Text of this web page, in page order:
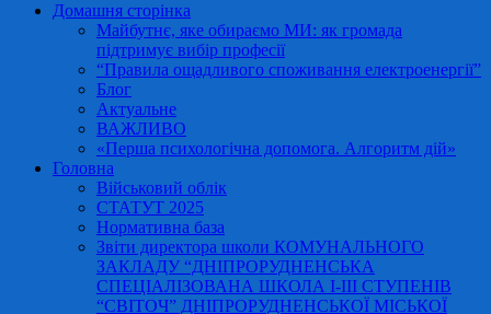
Домашня сторінка
Майбутнє, яке обираємо МИ: як громада
підтримує вибір професії
“Правила ощадливого споживання електроенергії”
Блог
Актуальне
ВАЖЛИВО
«Перша психологічна допомога. Алгоритм дій»
Головна
Військовий облік
СТАТУТ 2025
Нормативна база
Звіти директора школи КОМУНАЛЬНОГО
ЗАКЛАДУ “ДНІПРОРУДНЕНСЬКА
СПЕЦІАЛІЗОВАНА ШКОЛА І-ІІІ СТУПЕНІВ
“СВІТОЧ” ДНІПРОРУДНЕНСЬКОЇ МІСЬКОЇ